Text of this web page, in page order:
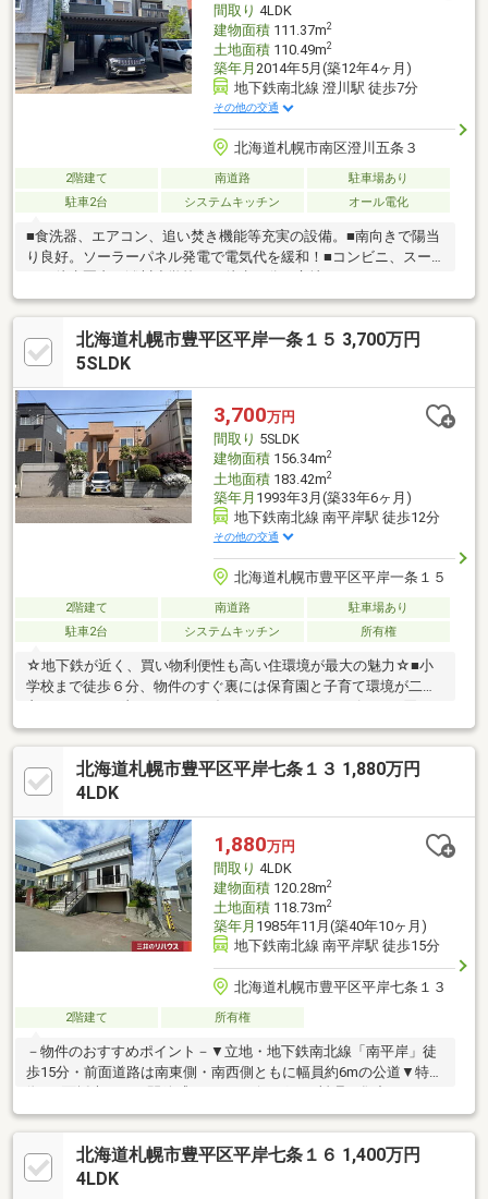
間取り 4LDK
建物面積111.37m2
土地面積110.49m2
築年月 2014年5月(築12年4ヶ月)
地下鉄南北線 澄川駅 徒歩7分
その他の交通
北海道札幌市南区澄川五条３
2階建て 南道路
駐車場あり
駐車2台
システムキッチン オール電化
■食洗器、エアコン、追い焚き機能等充実の設備。■南向きで陽当
り良好。ソーラーパネル発電で電気代を緩和！■コンビニ、スー
北海道札幌市豊平区平岸一条１５ 3,700万円
5SLDK
3,700万円
間取り 5SLDK
建物面積156.34m2
土地面積183.42m2
築年月 1993年3月(築33年6ヶ月)
地下鉄南北線 南平岸駅 徒歩12分
その他の交通
北海道札幌市豊平区平岸一条１５
2階建て 南道路
駐車場あり
駐車2台
システムキッチン 所有権
☆地下鉄が近く、買い物利便性も高い住環境が最大の魅力☆■小
学校まで徒歩６分、物件のすぐ裏には保育園と子育て環境が二重
物が充実■天神山緑地が近く、お子様とのお散歩やジョギングも
楽しめます■静かな住宅街でゆったりのびのびと過ごせる環境■
広々５ＳＬＤＫで二世帯居住にもおすすめ■２０１２年屋根・外
壁塗装、２０２３年ボイラー交換・内装リフォーム済■ガレージ
有者居住中 事前予約で内覧が可能です ■引渡予定 ２０２６
年１１月以降
北海道札幌市豊平区平岸七条１３ 1,880万円
4LDK
1,880万円
間取り 4LDK
建物面積120.28m2
土地面積118.73m2
築年月 1985年11月(築40年10ヶ月)
地下鉄南北線 南平岸駅 徒歩15分
北海道札幌市豊平区平岸七条１３
2階建て 所有権
－物件のおすすめポイント－▼立地・地下鉄南北線「南平岸」徒
歩15分・前面道路は南東側・南西側ともに幅員約6mの公道▼特
壁付けキッチン・キッチン近くにユーティリティーを設置、家
事・生活動線良好・LDKに隣接する和室は、仏間・床の間付・各
洋室・和室に収納スペース有・2階廊下に窓付の納戸を設置▼周辺
環境・ローソン札幌平岸8条十三丁目店 徒歩8分(約570m)・平岸は
北海道札幌市豊平区平岸七条１６ 1,400万円
4LDK